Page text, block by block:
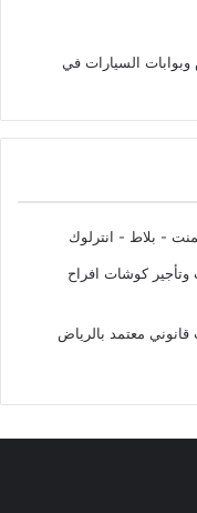
وبوابات السيارات في
- بلاط - انترلوك
كوشات افراح
معتمد بالرياض